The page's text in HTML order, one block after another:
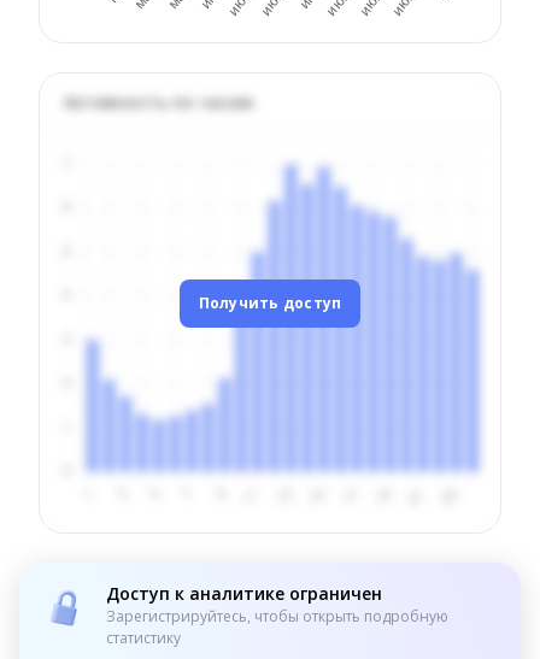
Активность по часам
Получить доступ
Доступ к аналитике ограничен
Зарегистрируйтесь, чтобы открыть подробную
статистику